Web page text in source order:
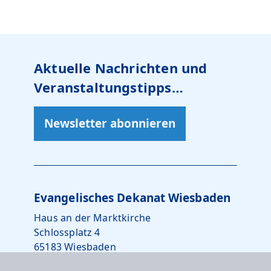
Aktuelle Nachrichten und
Veranstaltungstipps…
Newsletter abonnieren
Evangelisches Dekanat Wiesbaden
Haus an der Marktkirche
Schlossplatz 4
65183 Wiesbaden